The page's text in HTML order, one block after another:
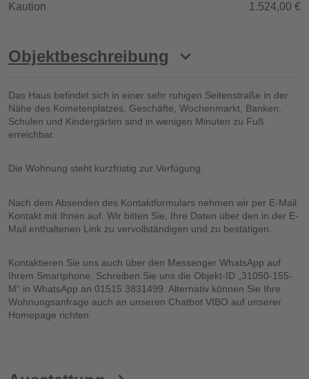
Kaution 1.524,00 €
Objektbeschreibung
Das Haus befindet sich in einer sehr ruhigen Seitenstraße in der
Nähe des Kometenplatzes. Geschäfte, Wochenmarkt, Banken,
Schulen und Kindergärten sind in wenigen Minuten zu Fuß
erreichbar.
Die Wohnung steht kurzfristig zur Verfügung.
Nach dem Absenden des Kontaktformulars nehmen wir per E-Mail
Kontakt mit Ihnen auf. Wir bitten Sie, Ihre Daten über den in der E-
Mail enthaltenen Link zu vervollständigen und zu bestätigen.
Kontaktieren Sie uns auch über den Messenger WhatsApp auf
Ihrem Smartphone. Schreiben Sie uns die Objekt-ID „31050-155-
M“ in WhatsApp an 01515 3831499. Alternativ können Sie Ihre
Wohnungsanfrage auch an unseren Chatbot VIBO auf unserer
Homepage richten.